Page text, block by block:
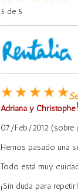
5 de 5
Adriana y Christophe
07/Feb/2012 (sobre
Hemos pasado una
Todo está muy
¡Sin duda para repetir!